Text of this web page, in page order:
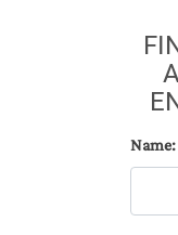
Name: